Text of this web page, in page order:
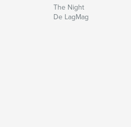
The Night
De LagMag